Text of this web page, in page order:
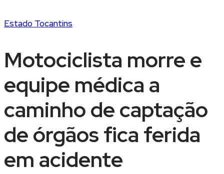
Estado Tocantins
Motociclista morre e
equipe médica a
caminho de captação
de órgãos fica ferida
em acidente